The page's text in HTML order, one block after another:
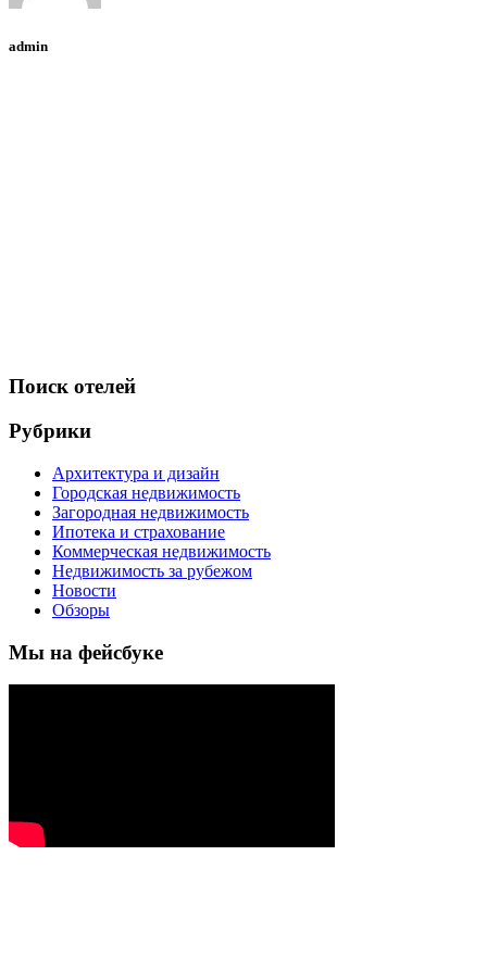
admin
Поиск отелей
Рубрики
Архитектура и дизайн
Городская недвижимость
Загородная недвижимость
Ипотека и страхование
Коммерческая недвижимость
Недвижимость за рубежом
Новости
Обзоры
Мы на фейсбуке